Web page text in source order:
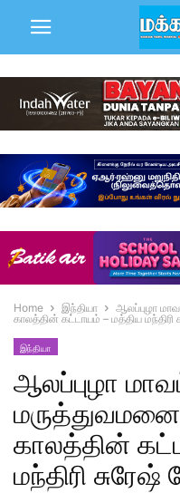
Home இந்தியா
ஆலப்புழா
காலத்தின் கட்டாயம் – மத்திய மந்திரி
இந்தியா
ஆலப்புழா
காலத்தின்
மந்திரி சுரேஷ்